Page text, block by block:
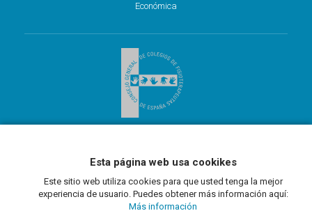
Económica
Esta página web usa cookikes
Este sitio web utiliza cookies para que usted tenga la mejor
experiencia de usuario. Puedes obtener más información aquí:
Más información